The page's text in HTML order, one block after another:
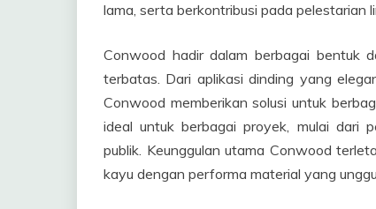
lama, serta berkontribusi pada pelestarian
Conwood hadir dalam berbagai bentuk
terbatas. Dari aplikasi dinding yang
Conwood memberikan solusi untuk
ideal untuk berbagai proyek, mulai dari
publik. Keunggulan utama Conwood
kayu dengan performa material yang